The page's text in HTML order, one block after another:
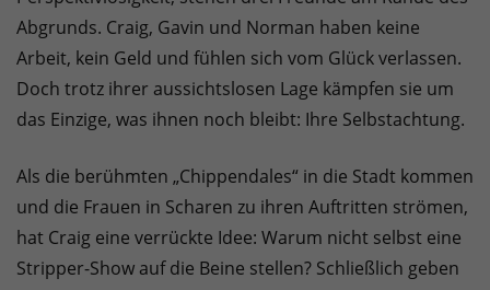
Abgrunds. Craig, Gavin und Norman haben keine
Arbeit, kein Geld und fühlen sich vom Glück verlassen.
Doch trotz ihrer aussichtslosen Lage kämpfen sie um
das Einzige, was ihnen noch bleibt: Ihre Selbstachtung.
Als die berühmten „Chippendales“ in die Stadt kommen
und die Frauen in Scharen zu ihren Auftritten strömen,
hat Craig eine verrückte Idee: Warum nicht selbst eine
Stripper-Show auf die Beine stellen? Schließlich geben